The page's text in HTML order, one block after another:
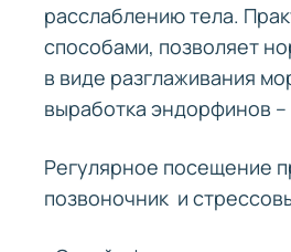
расслаблению тела.
способами, позволяет
в виде разглаживания
выработка эндорфинов –
Регулярное посещение
позвоночник и